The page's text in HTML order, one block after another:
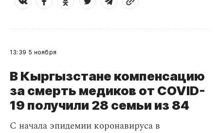
13:39 5 ноября
В Кыргызстане компенсацию
за смерть медиков от COVID-
19 получили 28 семьи из 84
С начала эпидемии коронавируса в